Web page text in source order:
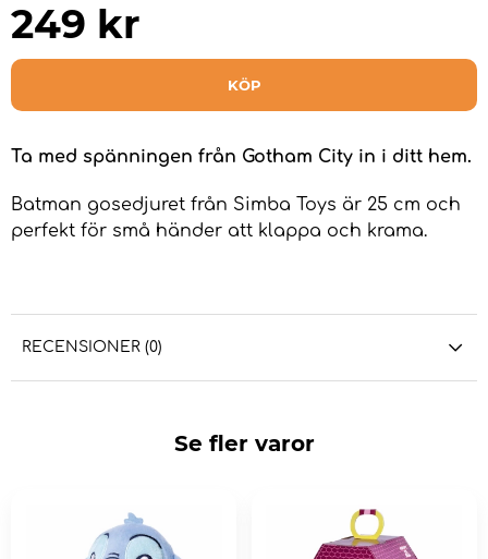
249 kr
KÖP
Ta med spänningen från Gotham City in i ditt hem.
Batman gosedjuret från Simba Toys är 25 cm och
perfekt för små händer att klappa och krama.
RECENSIONER (0)
Se fler varor